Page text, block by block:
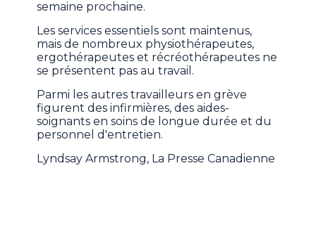
semaine prochaine.
Les services essentiels sont maintenus,
mais de nombreux physiothérapeutes,
ergothérapeutes et récréothérapeutes ne
se présentent pas au travail.
Parmi les autres travailleurs en grève
figurent des infirmières, des aides-
soignants en soins de longue durée et du
personnel d'entretien.
Lyndsay Armstrong, La Presse Canadienne